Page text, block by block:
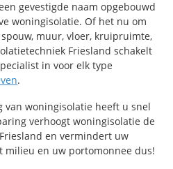
gevestigde naam opgebouwd
woningisolatie. Of het nu om
muur, vloer, kruipruimte,
Friesland schakelt
in voor elk type
.
van woningisolatie heeft u snel
verhoogt woningisolatie de
en vermindert uw
milieu en uw portomonnee dus!